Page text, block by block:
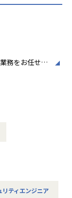
、”やりたい
からです。
ちしておりま
がる等、自
部と2軸化した
務をお任せし
するクラウ
いただける環
リティエンジニア